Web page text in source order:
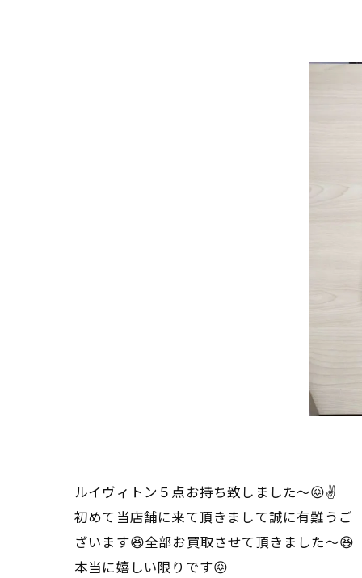
ルイヴィトン５点お持ち致しました〜😖✌
初めて当店舗に来て頂きまして誠に有難うご
ざいます😆全部お買取させて頂きました〜😆
本当に嬉しい限りです😖